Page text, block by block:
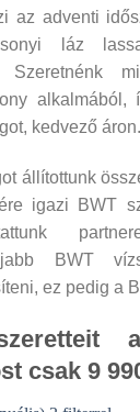
az adventi
láz
Szeretnénk
alkalmából,
kedvező áron.
állítottunk
igazi BWT
BWT
ez pedig a
csak 9